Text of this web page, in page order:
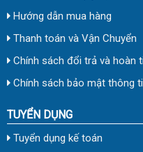
Hướng dẫn mua hàng
Thanh toán và Vận Chuyển
Chính sách đổi trả và hoàn
Chính sách bảo mật thông
TUYỂN DỤNG
Tuyển dụng kế toán